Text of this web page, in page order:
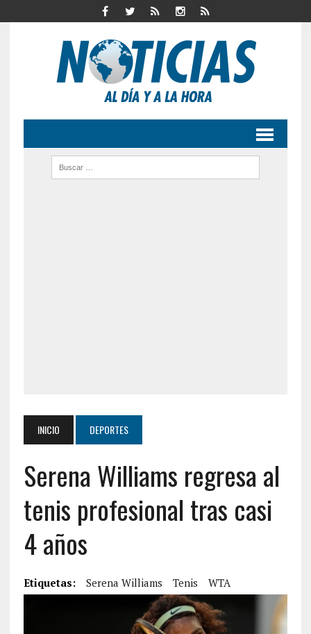
INICIO DEPORTES
Serena Williams regresa al
tenis profesional tras casi
4 años
Etiquetas: Serena Williams Tenis WTA